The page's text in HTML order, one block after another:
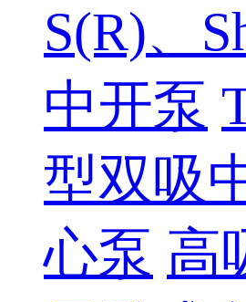
S(R)、
中开泵
型双吸
心泵 高